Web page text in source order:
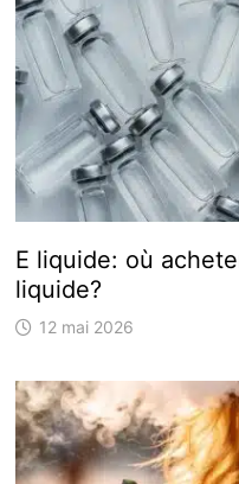
E liquide: où
liquide?
12 mai 2026